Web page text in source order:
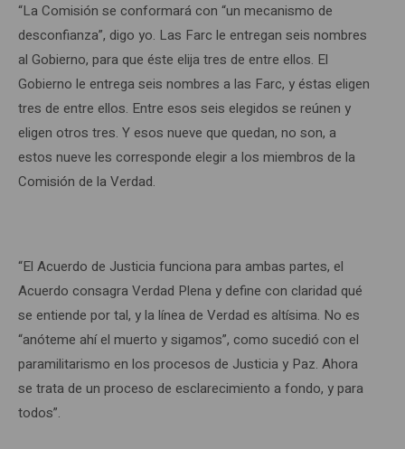
“La Comisión se conformará con “un mecanismo de
desconfianza”, digo yo. Las Farc le entregan seis nombres
al Gobierno, para que éste elija tres de entre ellos. El
Gobierno le entrega seis nombres a las Farc, y éstas eligen
tres de entre ellos. Entre esos seis elegidos se reúnen y
eligen otros tres. Y esos nueve que quedan, no son, a
estos nueve les corresponde elegir a los miembros de la
Comisión de la Verdad.
“El Acuerdo de Justicia funciona para ambas partes, el
Acuerdo consagra Verdad Plena y define con claridad qué
se entiende por tal, y la línea de Verdad es altísima. No es
“anóteme ahí el muerto y sigamos”, como sucedió con el
paramilitarismo en los procesos de Justicia y Paz. Ahora
se trata de un proceso de esclarecimiento a fondo, y para
todos”.